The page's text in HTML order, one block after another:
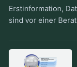
Erstinformation,
sind vor einer